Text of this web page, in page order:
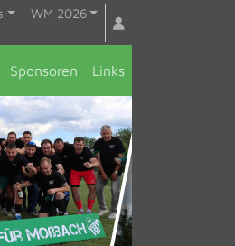
WM 2026
Sponsoren Links